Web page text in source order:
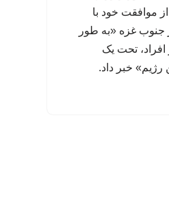
موافقت خود با
جنوب غزه «به طور
تحت یک
رژیم» خبر داد.